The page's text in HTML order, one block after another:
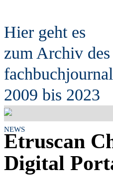
Hier geht es
zum Archiv des
fachb
2009 bis 2023
NEWS
Etruscan
Digital